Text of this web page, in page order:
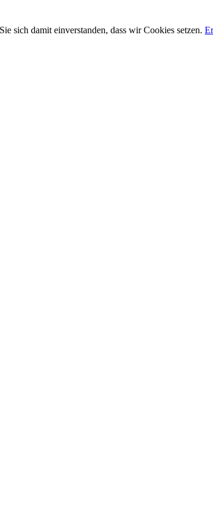
sich damit einverstanden, dass wir Cookies setzen.